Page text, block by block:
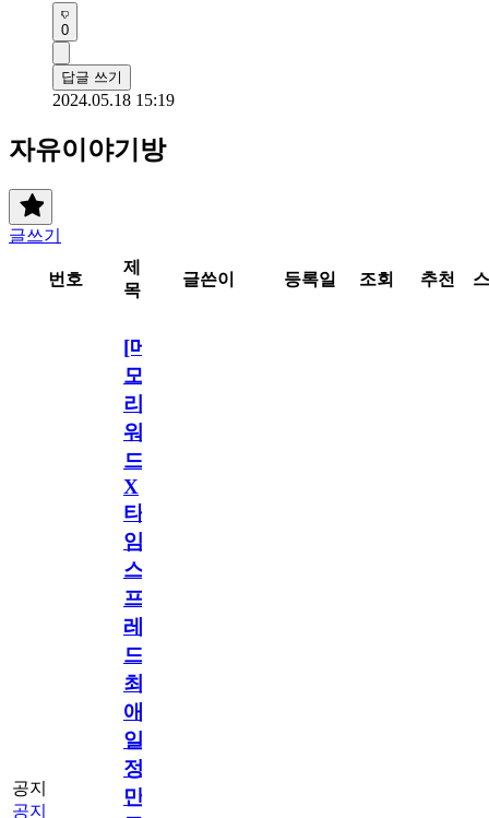
0
답글 쓰기
2024.05.18 15:19
자유이야기방
글쓰기
번호
제
목
글쓴이 등록일 조회 추천
공지
공지
[메
모
리
워
드
X
타
임
스
프
레
드]
최
애
일
정
만